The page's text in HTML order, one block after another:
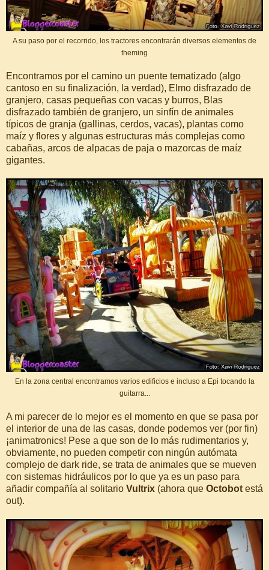
A su paso por el recorrido, los tractores encontrarán diversos elementos de
theming
Encontramos por el camino un puente tematizado (algo
cantoso en su finalización, la verdad), Elmo disfrazado de
granjero, casas pequeñas con vacas y burros, Blas
disfrazado también de granjero, un sinfín de animales
típicos de granja (gallinas, cerdos, vacas), plantas como
maíz y flores y algunas estructuras más complejas como
cabañas, arcos de alpacas de paja o mazorcas de maíz
gigantes.
En la zona central encontramos varios edificios e incluso a Epi tocando la
guitarra...
A mi parecer de lo mejor es el momento en que se pasa por
el interior de una de las casas, donde podemos ver (por fin)
¡animatronics! Pese a que son de lo más rudimentarios y,
obviamente, no pueden competir con ningún autómata
complejo de dark ride, se trata de animales que se mueven
con sistemas hidráulicos por lo que ya es un paso para
añadir compañía al solitario Vultrix (ahora que Octobot está
out).